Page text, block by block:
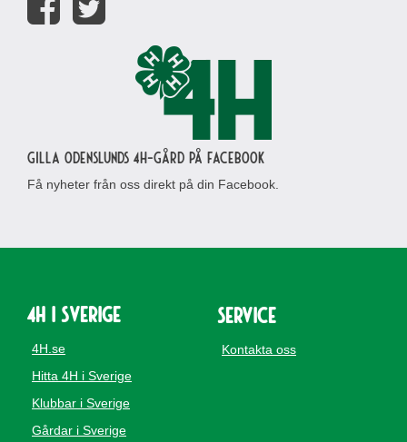
Gilla Odenslunds 4H-gård på Facebook
Få nyheter från oss direkt på din Facebook.
4H i Sverige
4H.se
Hitta 4H i Sverige
Klubbar i Sverige
Gårdar i Sverige
Service
Kontakta oss